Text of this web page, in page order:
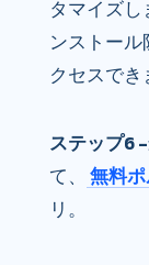
タマイズし
ンストール
クセスでき
ステップ6 –
て、
無料
リ。